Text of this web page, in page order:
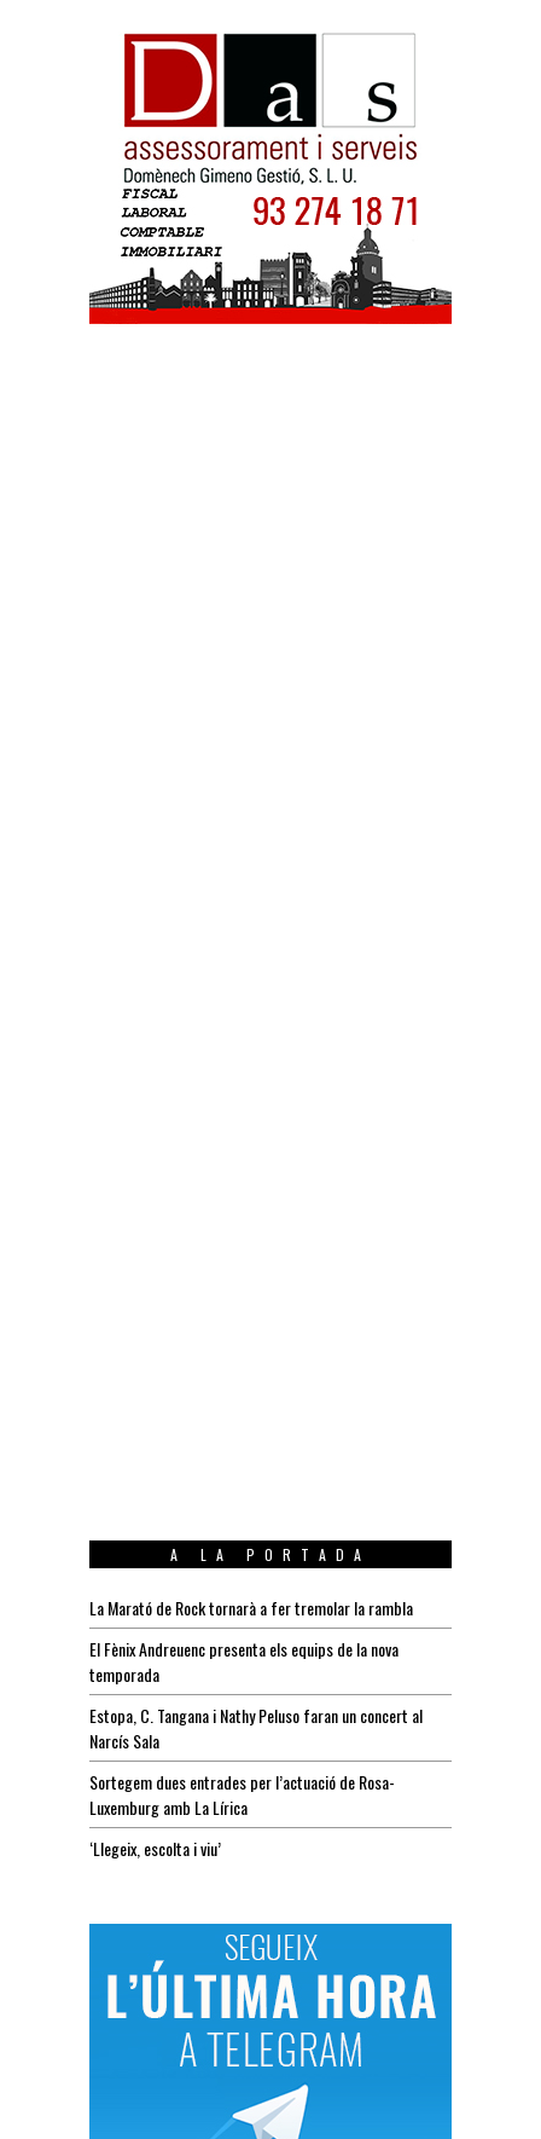
A LA PORTADA
La Marató de Rock tornarà a fer tremolar la rambla
El Fènix Andreuenc presenta els equips de la nova
temporada
Estopa, C. Tangana i Nathy Peluso faran un concert al
Narcís Sala
Sortegem dues entrades per l’actuació de Rosa-
Luxemburg amb La Lírica
‘Llegeix, escolta i viu’